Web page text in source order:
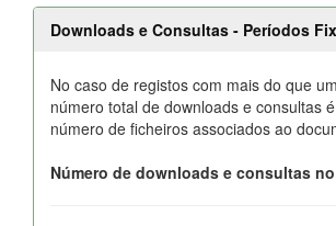
Downloads e Consultas - Períodos
No caso de registos com mais do que
número total de downloads e consultas
número de ficheiros associados ao
Número de downloads e consultas